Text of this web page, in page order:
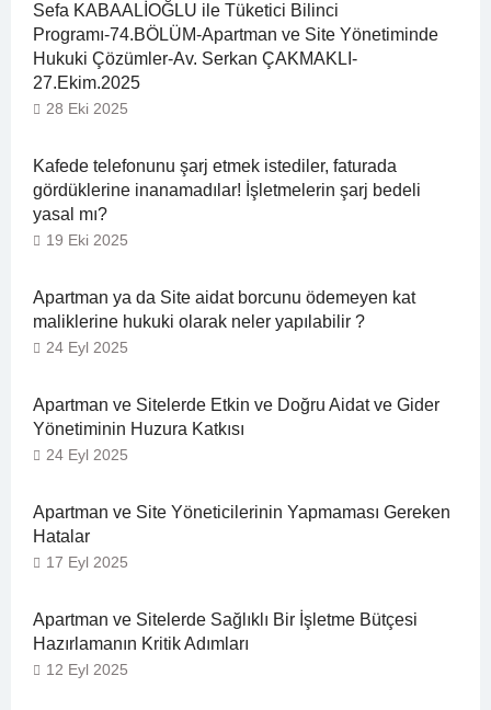
Sefa KABAALİOĞLU ile Tüketici Bilinci
Programı-74.BÖLÜM-Apartman ve Site Yönetiminde
Hukuki Çözümler-Av. Serkan ÇAKMAKLI-
27.Ekim.2025
28 Eki 2025
Kafede telefonunu şarj etmek istediler, faturada
gördüklerine inanamadılar! İşletmelerin şarj bedeli
yasal mı?
19 Eki 2025
Apartman ya da Site aidat borcunu ödemeyen kat
maliklerine hukuki olarak neler yapılabilir ?
24 Eyl 2025
Apartman ve Sitelerde Etkin ve Doğru Aidat ve Gider
Yönetiminin Huzura Katkısı
24 Eyl 2025
Apartman ve Site Yöneticilerinin Yapmaması Gereken
Hatalar
17 Eyl 2025
Apartman ve Sitelerde Sağlıklı Bir İşletme Bütçesi
Hazırlamanın Kritik Adımları
12 Eyl 2025